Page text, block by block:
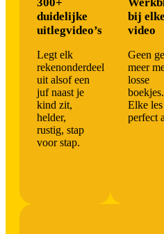
duidelijke
uitlegvideo’s
Legt elk
rekenonderdeel
uit alsof een
juf naast je
kind zit,
helder,
rustig, stap
voor stap.
bij elke
video
Geen
meer
losse
boekjes.
Elke
perfect